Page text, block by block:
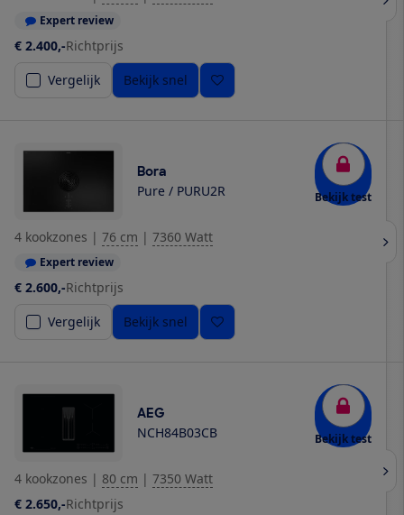
Expert review
€ 2.400,-Richtprijs
Vergelijk
Bekijk snel
Bora
Pure / PURU2R Bekijk test
4 kookzones | 76 cm | 7360 Watt
Expert review
€ 2.600,-Richtprijs
Vergelijk
Bekijk snel
AEG
NCH84B03CB Bekijk test
4 kookzones | 80 cm | 7350 Watt
€ 2.650,-Richtprijs